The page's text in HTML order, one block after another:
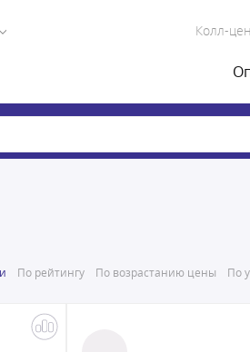
Колл-
По рейтингу По возрастанию цены По